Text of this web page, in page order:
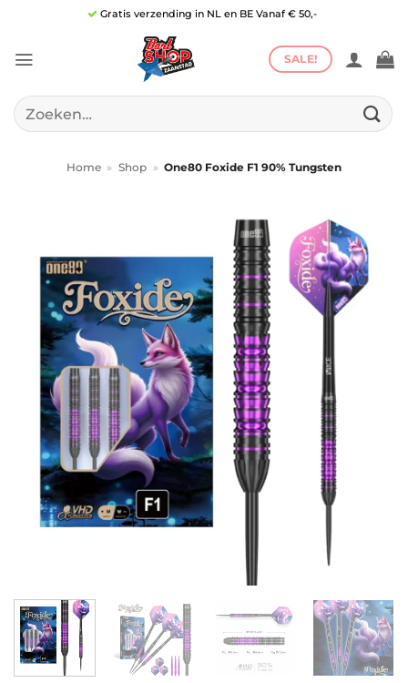
inhoud
Gratis verzending in NL en BE Vanaf € 50,-
SALE!
Zoeken
naar:
Home » Shop » One80 Foxide F1 90% Tungsten